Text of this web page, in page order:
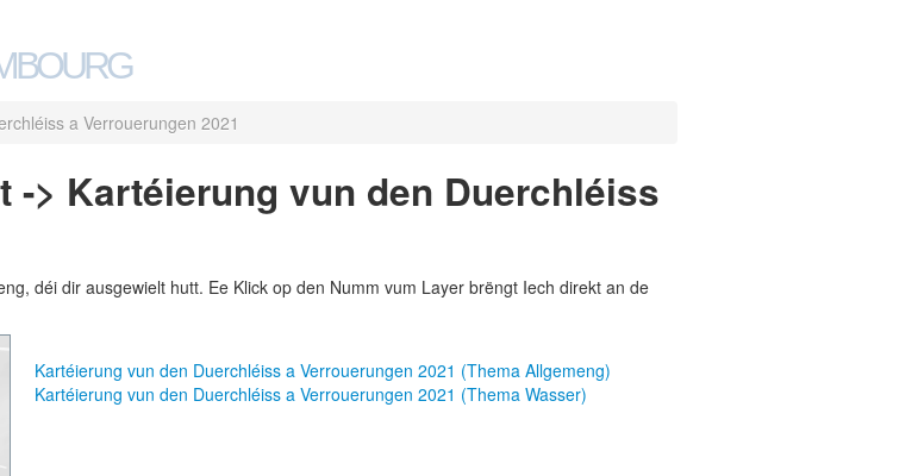
a Verrouerungen 2021
-> Kartéierung vun den Duerchléiss
déi dir ausgewielt hutt. Ee Klick op den Numm vum Layer brëngt Iech direkt an de
Kartéierung vun den Duerchléiss a Verrouerungen 2021 (Thema Allgemeng)
Kartéierung vun den Duerchléiss a Verrouerungen 2021 (Thema Wasser)